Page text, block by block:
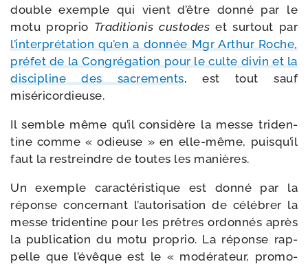
double exemple qui vient d’être don­né par le
motu pro­prio Traditionis cus­todes et sur­tout par
l’interprétation qu’en a don­née Mgr Arthur Roche,
pré­fet de la Congrégation pour le culte divin et la
dis­ci­pline des sacre­ments, est tout sauf
miséricordieuse.
Il semble même qu’il consi­dère la messe tri­den­
tine comme « odieuse » en elle-​même, puisqu’il
faut la res­treindre de toutes les manières.
Un exemple carac­té­ris­tique est don­né par la
réponse concer­nant l’autorisation de célé­brer la
messe tri­den­tine pour les prêtres ordon­nés après
la publi­ca­tion du motu pro­prio. La réponse rap­
pelle que l’évêque est le « modé­ra­teur, pro­mo­